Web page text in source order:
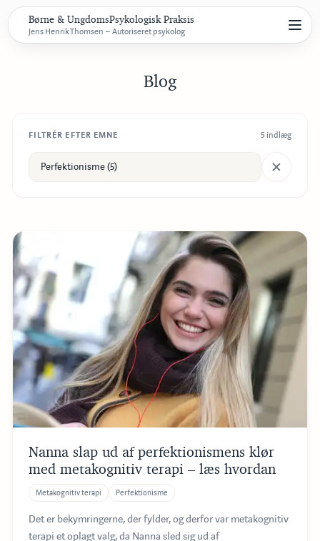
Børne & UngdomsPsykologisk Praksis
Jens Henrik Thomsen – Autoriseret psykolog
Blog
FILTRÉR EFTER EMNE 5 indlæg
Nanna slap ud af perfektionismens klør
med metakognitiv terapi – læs hvordan
Metakognitiv terapi Perfektionisme
Det er bekymringerne, der fylder, og derfor var metakognitiv
terapi et oplagt valg, da Nanna sled sig ud af